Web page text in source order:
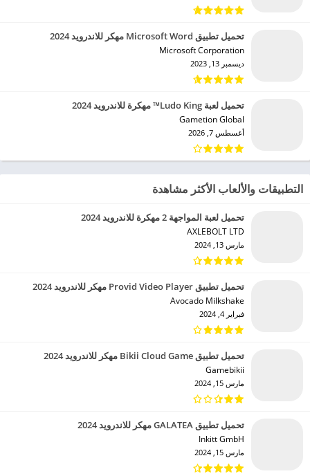
تحميل تطبيق Microsoft Word مهكر للاندرويد 2024
Microsoft Corporation‏
ديسمبر 13, 2023
تحميل لعبة Ludo King™ مهكرة للاندرويد 2024
Gametion Global‏
أغسطس 7, 2026
التطبيقات والألعاب الأكثر مشاهدة
تحميل لعبة المواجهة 2 مهكرة للاندرويد 2024
AXLEBOLT LTD‏
مارس 13, 2024
تحميل تطبيق Provid Video Player مهكر للاندرويد 2024
Avocado Milkshake‏
فبراير 4, 2024
تحميل تطبيق Bikii Cloud Game مهكر للاندرويد 2024
Gamebikii‏
مارس 15, 2024
تحميل تطبيق GALATEA مهكر للاندرويد 2024
Inkitt GmbH‏
مارس 15, 2024